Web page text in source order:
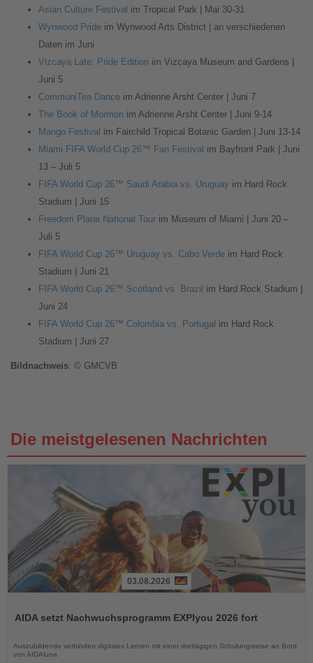
Asian Culture Festival im Tropical Park | Mai 30-31
Wynwood Pride im Wynwood Arts District | an verschiedenen
Daten im Juni
Vizcaya Late: Pride Edition im Vizcaya Museum and Gardens |
Juni 5
CommuniTea Dance im Adrienne Arsht Center | Juni 7
The Book of Mormon im Adrienne Arsht Center | Juni 9-14
Mango Festival im Fairchild Tropical Botanic Garden | Juni 13-14
Miami FIFA World Cup 26™ Fan Festival im Bayfront Park | Juni
13 – Juli 5
FIFA World Cup 26™ Saudi Arabia vs. Uruguay im Hard Rock
Stadium | Juni 15
Freedom Plane National Tour im Museum of Miami | Juni 20 –
Juli 5
FIFA World Cup 26™ Uruguay vs. Cabo Verde im Hard Rock
Stadium | Juni 21
FIFA World Cup 26™ Scotland vs. Brazil im Hard Rock Stadium |
Juni 24
FIFA World Cup 26™ Colombia vs. Portugal im Hard Rock
Stadium | Juni 27
Bildnachweis: © GMCVB
Die meistgelesenen Nachrichten
die
03.08.2026
AIDA setzt Nachwuchsprogramm EXPIyou 2026 fort
Auszubildende verbinden digitales Lernen mit einer dreitägigen Schulungsreise an Bord
von AIDAluna